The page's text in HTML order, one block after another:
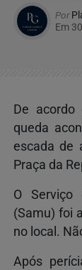
Por
Em
De acordo
queda
escada de
Praça da
O Serviço
(Samu) foi
no local.
Após